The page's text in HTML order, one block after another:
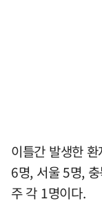
이틀간 발생한
6명, 서울 5명,
주 각 1명이다.